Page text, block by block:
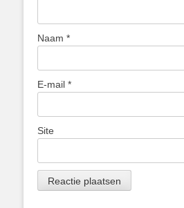
Naam *
E-mail *
Site